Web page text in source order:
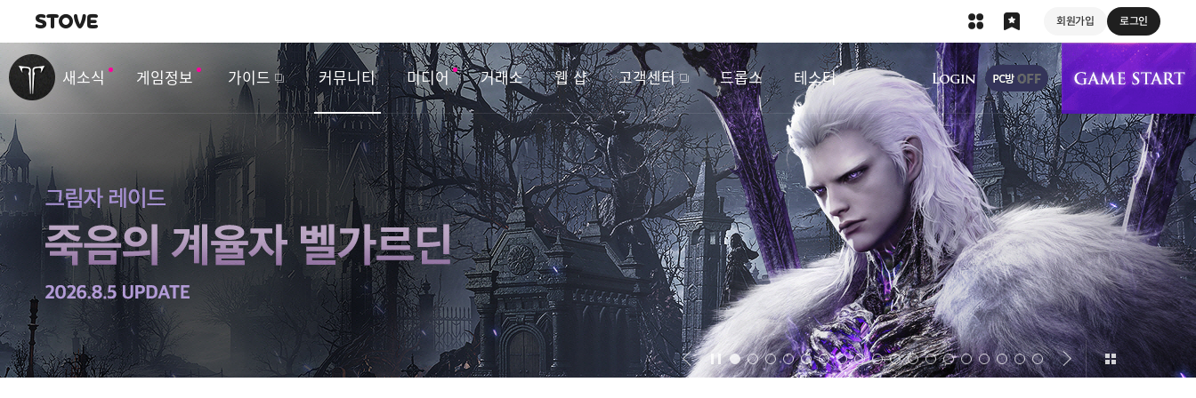
회원가입 로그인
내비게이션
새소식 게임정보 가이드 커뮤니티 미디어 거래소 웹 샵 고객센터 드롭스 테스터
상단 메뉴
벤
트
&
업
데
이
트